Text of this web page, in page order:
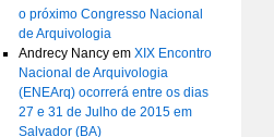
o próximo Congresso Nacional
de Arquivologia
Andrecy Nancyem XIX Encontro
Nacional de Arquivologia
(ENEArq) ocorrerá entre os dias
27 e 31 de Julho de 2015 em
Salvador (BA)